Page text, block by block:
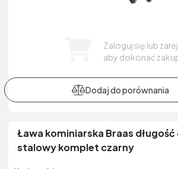
Zaloguj się lub
aby dokonać
Ława kominiarska Braas
stalowy komplet czarny